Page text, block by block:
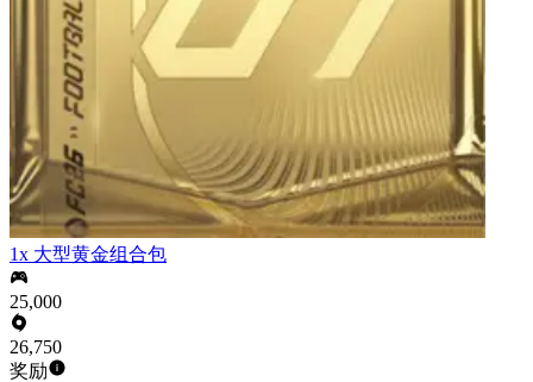
1x 大型黄金组合包
25,000
26,750
奖励